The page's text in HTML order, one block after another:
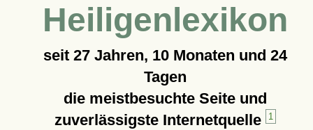
Heiligenlexikon
seit 27 Jahren, 10 Monaten und 24
Tagen
die meistbesuchte Seite und
zuverlässigste Internetquelle
1